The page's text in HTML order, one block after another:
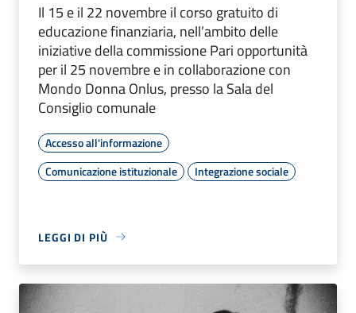
Il 15 e il 22 novembre il corso gratuito di
educazione finanziaria, nell’ambito delle
iniziative della commissione Pari opportunità
per il 25 novembre e in collaborazione con
Mondo Donna Onlus, presso la Sala del
Consiglio comunale
Accesso all'informazione
Comunicazione istituzionale
Integrazione sociale
LEGGI DI PIÙ